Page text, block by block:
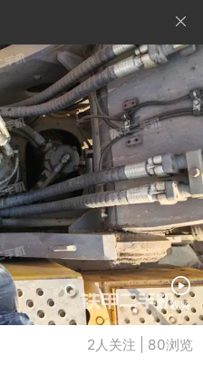
视频
2人关注 | 80浏览
认证经纪人